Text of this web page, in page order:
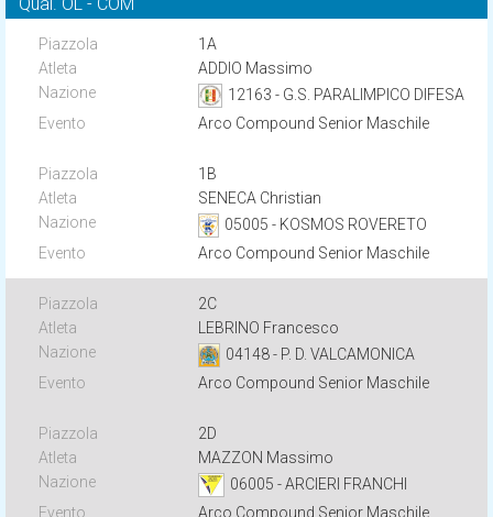
1A
ADDIO Massimo
12163 - G.S. PARALIMPICO DIFESA
Arco Compound Senior Maschile
1B
SENECA Christian
05005 - KOSMOS ROVERETO
Arco Compound Senior Maschile
2C
LEBRINO Francesco
04148 - P. D. VALCAMONICA
Arco Compound Senior Maschile
2D
MAZZON Massimo
06005 - ARCIERI FRANCHI
Arco Compound Senior Maschile